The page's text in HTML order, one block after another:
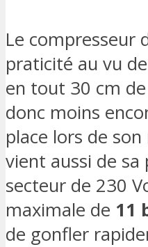
Le compresseur
praticité au vu
en tout 30 cm
donc moins
place lors de
vient aussi de
secteur de 230
maximale de 11
de gonfler